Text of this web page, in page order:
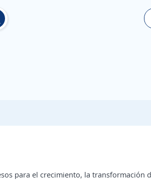
para el crecimiento, la transformación